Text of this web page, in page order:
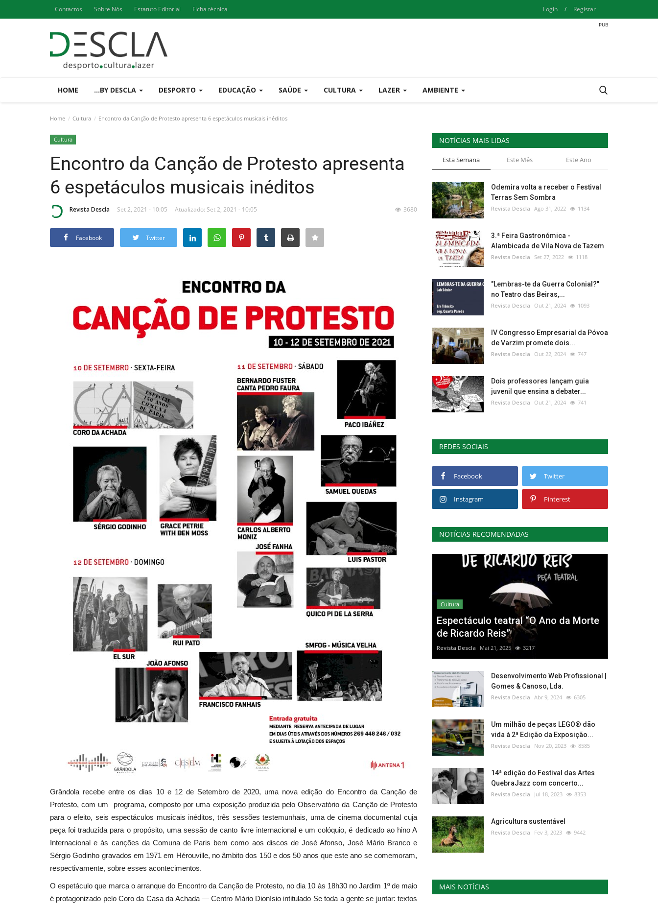
Contactos Sobre Nós Estatuto Editorial Ficha técnica Login / Registar
HOME ...BY DESCLA DESPORTO EDUCAÇÃO SAÚDE CULTURA LAZER AMBIENTE
Home Cultura Encontro da Canção de Protesto apresenta 6 espetáculos musicais inéditos
Cultura
Encontro da Canção de Protesto apresenta
6 espetáculos musicais inéditos
Revista Descla Set 2, 2021 - 10:05 Atualizado: Set 2, 2021 - 10:05 3680
Facebook Twitter
Grândola recebe entre os dias 10 e 12 de Setembro de 2020, uma nova edição do Encontro da Canção de
Protesto, com um programa, composto por uma exposição produzida pelo Observatório da Canção de Protesto
para o efeito, seis espectáculos musicais inéditos, três sessões testemunhais, uma de cinema documental cuja
peça foi traduzida para o propósito, uma sessão de canto livre internacional e um colóquio, é dedicado ao hino A
Internacional e às canções da Comuna de Paris bem como aos discos de José Afonso, José Mário Branco e
Sérgio Godinho gravados em 1971 em Hérouville, no âmbito dos 150 e dos 50 anos que este ano se comemoram,
respectivamente, sobre esses acontecimentos.
O espetáculo que marca o arranque do Encontro da Canção de Protesto, no dia 10 às 18h30 no Jardim 1º de maio
é protagonizado pelo Coro da Casa da Achada — Centro Mário Dionísio intitulado Se toda a gente se juntar: textos
NOTÍCIAS MAIS LIDAS
Esta Semana Este Mês Este Ano
Odemira volta a receber o Festival
Terras Sem Sombra
Revista Descla Ago 31, 2022 1134
3.ª Feira Gastronómica -
Alambicada de Vila Nova de Tazem
Revista Descla Set 27, 2022 1118
"Lembras-te da Guerra Colonial?"
no Teatro das Beiras,...
Revista Descla Out 21, 2024 1093
IV Congresso Empresarial da Póvoa
de Varzim promete dois...
Revista Descla Out 22, 2024 747
Dois professores lançam guia
juvenil que ensina a debater...
Revista Descla Out 21, 2024 741
REDES SOCIAIS
Facebook Twitter
Instagram Pinterest
NOTÍCIAS RECOMENDADAS
Cultura
Espectáculo teatral “O Ano da Morte
de Ricardo Reis”
Revista Descla Mai 21, 2025 3217
Desenvolvimento Web Profissional |
Gomes & Canoso, Lda.
Revista Descla Abr 9, 2024 6305
Um milhão de peças LEGO® dão
vida à 2ª Edição da Exposição...
Revista Descla Nov 20, 2023 8585
14ª edição do Festival das Artes
QuebraJazz com concerto...
Revista Descla Jul 18, 2023 8353
Agricultura sustentável
Revista Descla Fev 3, 2023 9442
MAIS NOTÍCIAS